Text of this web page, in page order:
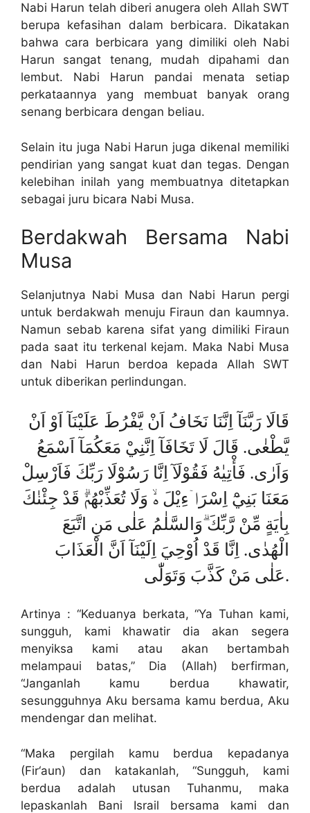
Nabi Harun telah diberi anugera oleh Allah SWT
berupa kefasihan dalam berbicara. Dikatakan
bahwa cara berbicara yang dimiliki oleh Nabi
Harun sangat tenang, mudah dipahami dan
lembut. Nabi Harun pandai menata setiap
perkataannya yang membuat banyak orang
senang berbicara dengan beliau.
Selain itu juga Nabi Harun juga dikenal memiliki
pendirian yang sangat kuat dan tegas. Dengan
kelebihan inilah yang membuatnya ditetapkan
sebagai juru bicara Nabi Musa.
Berdakwah Bersama Nabi
Musa
Selanjutnya Nabi Musa dan Nabi Harun pergi
untuk berdakwah menuju Firaun dan kaumnya.
Namun sebab karena sifat yang dimiliki Firaun
pada saat itu terkenal kejam. Maka Nabi Musa
dan Nabi Harun berdoa kepada Allah SWT
untuk diberikan perlindungan.
قَالَا رَبَّنَآ اِنَّنَا نَخَافُ اَنْ يَّفْرُطَ عَلَيْنَآ اَوْ اَنْ
يَّطْغٰى. قَالَ لَا تَخَافَآ اِنَّنِيْ مَعَكُمَآ اَسْمَعُ
وَاَرٰى. فَأْتِيٰهُ فَقُوْلَآ اِنَّا رَسُوْلَا رَبِّكَ فَاَرْسِلْ
مَعَنَا بَنِيْٓ اِسْرَاۤءِيْلَ ەۙ وَلَا تُعَذِّبْهُمْۗ قَدْ جِئْنٰكَ
بِاٰيَةٍ مِّنْ رَّبِّكَ ۗوَالسَّلٰمُ عَلٰى مَنِ اتَّبَعَ
الْهُدٰى. اِنَّا قَدْ اُوْحِيَ اِلَيْنَآ اَنَّ الْعَذَابَ
عَلٰى مَنْ كَذَّبَ وَتَوَلّٰى.
Artinya : “Keduanya berkata, “Ya Tuhan kami,
sungguh, kami khawatir dia akan segera
menyiksa kami atau akan bertambah
melampaui batas,” Dia (Allah) berfirman,
“Janganlah kamu berdua khawatir,
sesungguhnya Aku bersama kamu berdua, Aku
mendengar dan melihat.
“Maka pergilah kamu berdua kepadanya
(Fir‘aun) dan katakanlah, “Sungguh, kami
berdua adalah utusan Tuhanmu, maka
lepaskanlah Bani Israil bersama kami dan